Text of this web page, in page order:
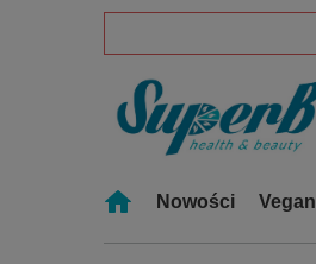
Nowości Vegan